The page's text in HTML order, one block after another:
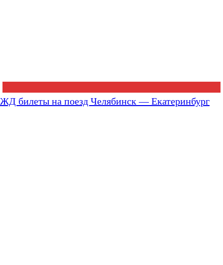
ЖД билеты на поезд Челябинск — Екатеринбург